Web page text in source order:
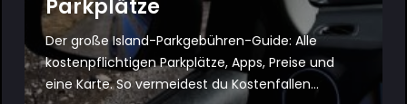
Parkplätze
Der große Island-Parkgebühren-Guide: Alle
kostenpflichtigen Parkplätze, Apps, Preise und
eine Karte. So vermeidest du Kostenfallen...